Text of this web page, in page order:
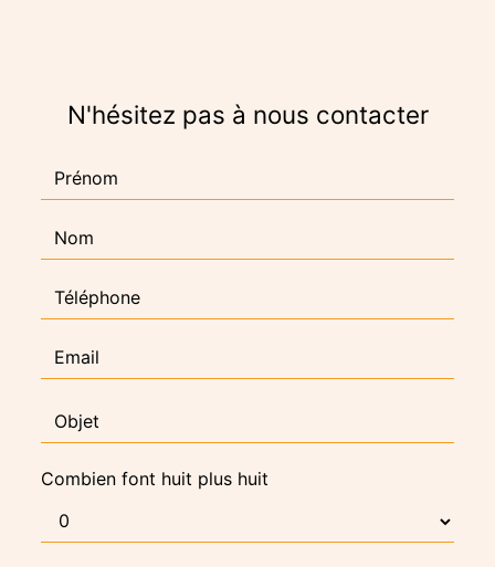
N'hésitez pas à nous contacter
Combien font huit plus huit